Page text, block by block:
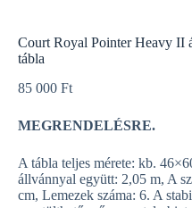
Court Royal Pointer Heavy II
tábla
85 000 Ft
MEGRENDELÉSRE.
A tábla teljes mérete: kb.
állvánnyal együtt: 2,05 m, A
cm, Lemezek száma: 6. A